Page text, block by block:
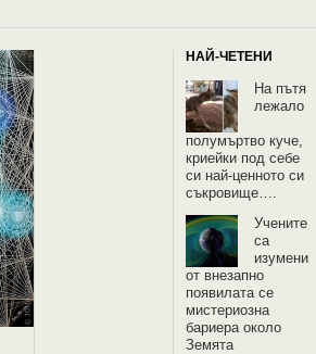
НАЙ-ЧЕТЕНИ
На пътя
лежало
полумъртво куче,
криейки под себе
си най-ценното си
съкровище….
Учените
са
изумени
от внезапно
появилата се
мистериозна
бариера около
Земята